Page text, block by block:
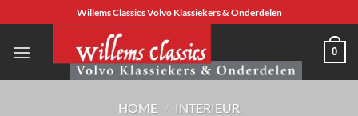
naar
inhoud
Willems Classics Volvo Klassiekers & Onderdelen
0
HOME / INTERIEUR